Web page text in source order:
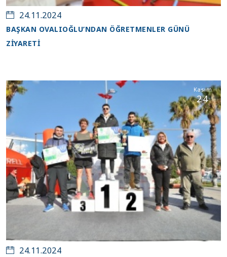
24.11.2024
BAŞKAN OVALIOĞLU’NDAN ÖĞRETMENLER GÜNÜ
ZİYARETİ
Kasım
24
24.11.2024